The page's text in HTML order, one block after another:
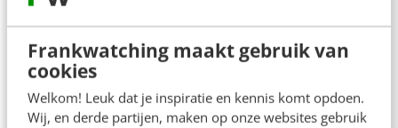
Frankwatching maakt gebruik van
cookies
Welkom! Leuk dat je inspiratie en kennis komt opdoen.
Wij, en derde partijen, maken op onze websites gebruik
klant had binnen deze categorieën
verschillende ideeën en wilde vooraf zeker
weten welke van de incentives de sterkste